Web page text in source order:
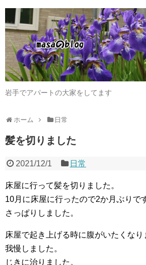
岩手でアパートの大家をしてます
ホーム 日常
髪を切りました
2021/12/1 日常
床屋に行って髪を切りました。
10月に床屋に行ったので2か月ぶりで
さっぱりしました。
床屋で起き上げる時に腹がいたくなり
我慢しました。
じきに治りました。